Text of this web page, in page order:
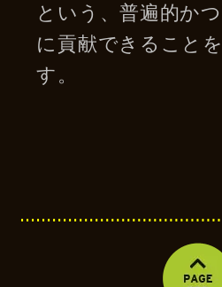
という、普遍的か
に貢献できること
す。